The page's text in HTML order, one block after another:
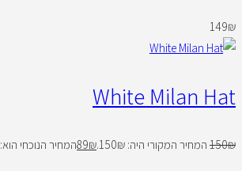
149₪
White Milan Hat
150₪ המחיר המקורי היה: 150₪. 89₪ המחיר הנוכחי הוא: 89₪.